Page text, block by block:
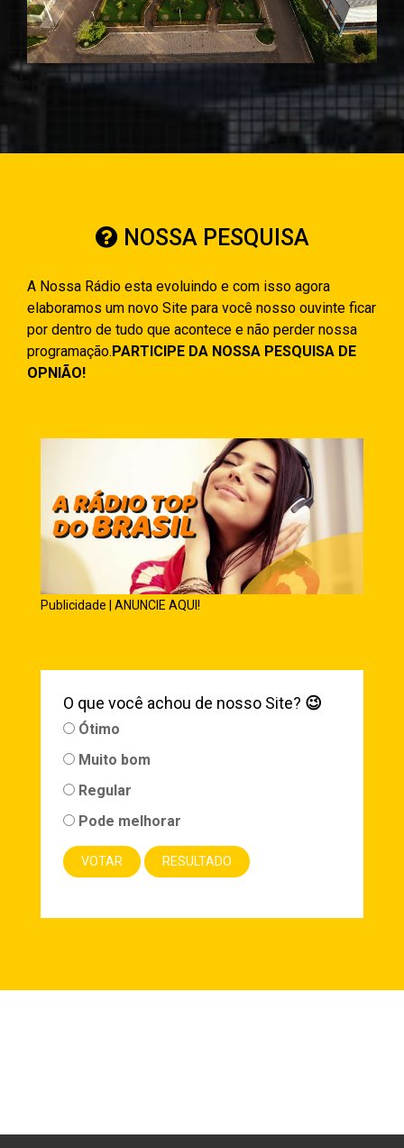
NOSSA PESQUISA
A Nossa Rádio esta evoluindo e com isso agora
elaboramos um novo Site para você nosso ouvinte ficar
por dentro de tudo que acontece e não perder nossa
programação.PARTICIPE DA NOSSA PESQUISA DE
OPNIÃO!
Publicidade | ANUNCIE AQUI!
O que você achou de nosso Site? 😉
Ótimo
Muito bom
Regular
Pode melhorar